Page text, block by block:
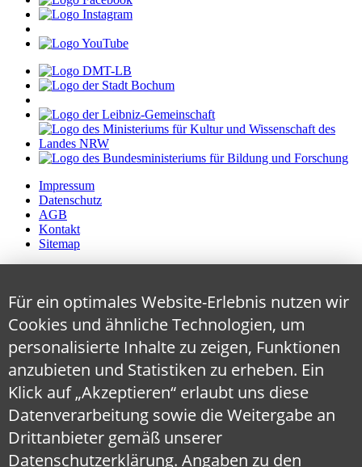
Impressum
Datenschutz
AGB
Kontakt
Sitemap
Für ein optimales Website-Erlebnis nutzen wir
Cookies und ähnliche Technologien, um
personalisierte Inhalte zu zeigen, Funktionen
anzubieten und Statistiken zu erheben. Ein
Klick auf „Akzeptieren“ erlaubt uns diese
Datenverarbeitung sowie die Weitergabe an
Drittanbieter gemäß unserer
Datenschutzerklärung. Angaben zu den